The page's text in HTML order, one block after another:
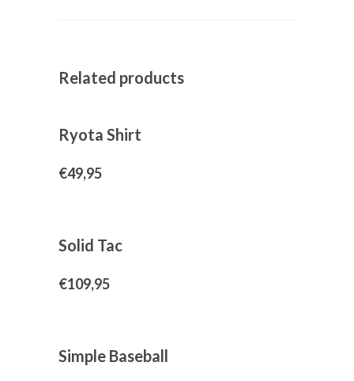
Related products
Ryota Shirt
€49,95
Solid Tac
€109,95
Simple Baseball